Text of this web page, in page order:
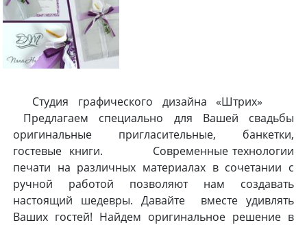
Студия графического дизайна «Штрих»
Предлагаем специально для Вашей свадьбы
оригинальные пригласительные, банкетки,
гостевые книги. Современные технологии
печати на различных материалах в сочетании с
ручной работой позволяют нам создавать
настоящий шедевры. Давайте вместе удивлять
Ваших гостей! Найдем оригинальное решение в